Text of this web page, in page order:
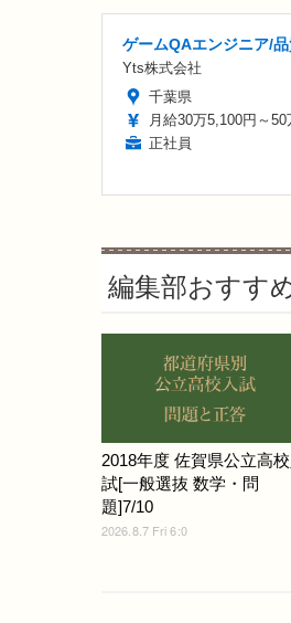
ゲームQAエンジニア/
Yts株式会社
千葉県
月給30万5,100円～50
正社員
編集部おすす
2018年度 佐賀県公立高校
試[一般選抜 数学・問
題]7/10
2026.8.7 Fri 6:0